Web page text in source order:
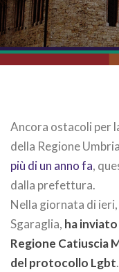
Ancora ostacoli per
della Regione
più di un anno fa,
dalla prefettura.
Nella giornata di ieri,
Sgaraglia, ha
Regione Catiuscia
del protocollo Lgbt